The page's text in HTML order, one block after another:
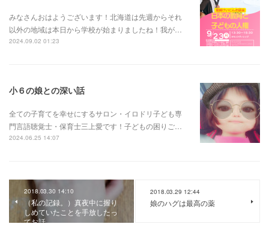
みなさんおはようございます！北海道は先週からそれ
以外の地域は本日から学校が始まりましたね！我が…
2024.09.02 01:23
小６の娘との深い話
全ての子育てを幸せにするサロン・イロドリ子ども専
門言語聴覚士・保育士三上愛です！子どもの困りご…
2024.06.25 14:07
2018.03.30 14:10
（私の記録。）真夜中に握り
しめていたことを手放したっ
てお話。
2018.03.29 12:44
娘のハグは最高の薬